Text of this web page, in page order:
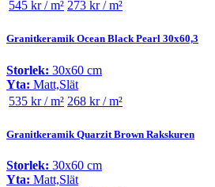
545 kr / m² 273 kr / m²
Granitkeramik Ocean Black Pearl 30x60,3
Storlek: 30x60 cm
Yta: Matt,Slät
535 kr / m² 268 kr / m²
Granitkeramik Quarzit Brown Rakskuren
Storlek: 30x60 cm
Yta: Matt,Slät